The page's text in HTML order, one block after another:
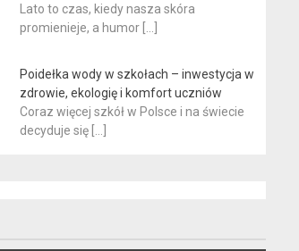
Lato to czas, kiedy nasza skóra
promienieje, a humor […]
Poidełka wody w szkołach – inwestycja w
zdrowie, ekologię i komfort uczniów
Coraz więcej szkół w Polsce i na świecie
decyduje się […]